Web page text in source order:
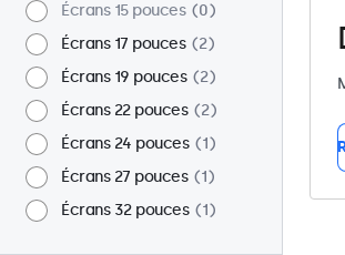
Écrans 15 pouces
0
Écrans 17 pouces
2
Écrans 19 pouces
2
Écrans 22 pouces
2
Écrans 24 pouces
1
Écrans 27 pouces
1
Écrans 32 pouces
1